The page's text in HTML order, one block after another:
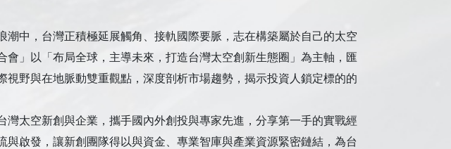
潮中，台灣正積極延展觸角、接軌國際要脈，志在構築屬於自己的太空
會」以「布局全球，主導未來，打造台灣太空創新生態圈」為主軸，匯
視野與在地脈動雙重觀點，深度剖析市場趨勢，揭示投資人鎖定標的的
灣太空新創與企業，攜手國內外創投與專家先進，分享第一手的實戰經
與啟發，讓新創團隊得以與資金、專業智庫與產業資源緊密鏈結，為台